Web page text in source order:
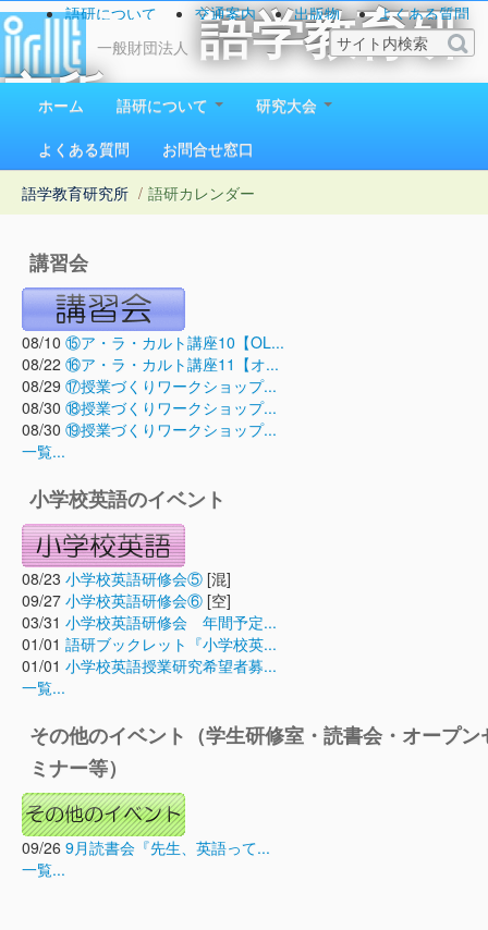
一般財団法人
語学教育研
究所
1923（大正12）年創立
語研について 交通案内 出版物
よくある質問
お問い合わせ
ホーム 語研について
研究大会
よくある質問
お問合せ窓口
語学教育研究所 / 語研カレンダー
講習会
08/10 ⑮ア・ラ・カルト講座10【OL...
08/22 ⑯ア・ラ・カルト講座11【オ...
08/29 ⑰授業づくりワークショップ...
08/30 ⑱授業づくりワークショップ...
08/30 ⑲授業づくりワークショップ...
一覧...
小学校英語のイベント
08/23 小学校英語研修会⑤ [混]
09/27 小学校英語研修会⑥ [空]
03/31 小学校英語研修会 年間予定...
01/01 語研ブックレット『小学校英...
01/01 小学校英語授業研究希望者募...
一覧...
その他のイベント（学生研修室・読書会・オープン
ミナー等）
09/26 9月読書会『先生、英語って...
一覧...